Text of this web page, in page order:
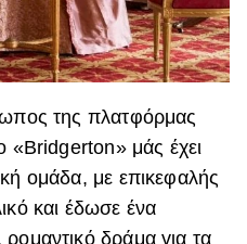
της πλατφόρμας
μάς έχει
ομάδα, με επικεφαλής
και έδωσε ένα
δράμα για τα